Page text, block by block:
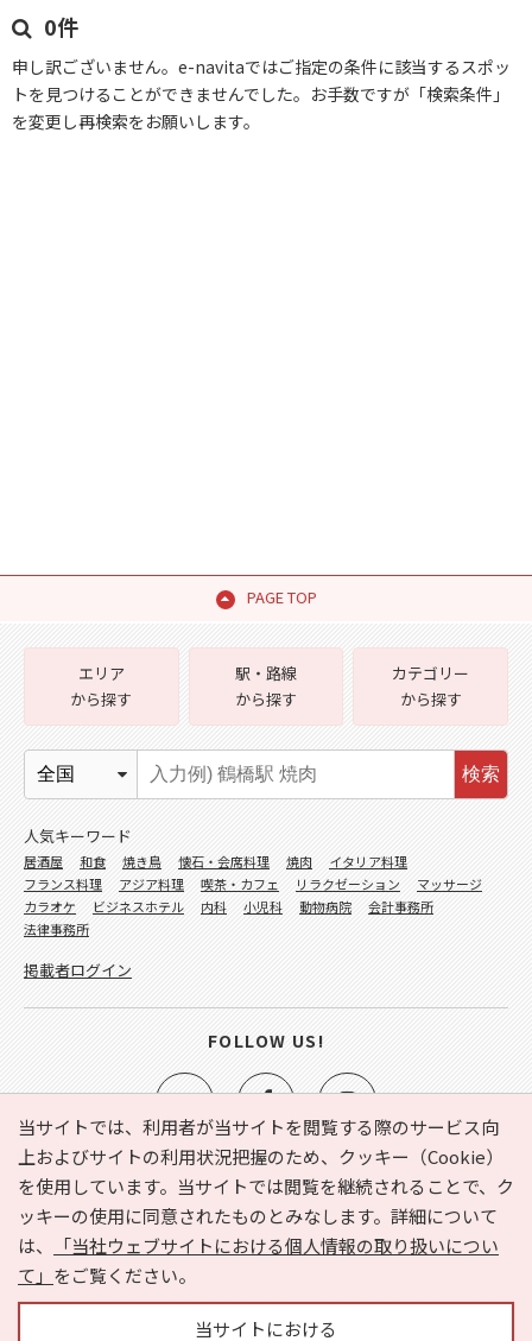
0件
申し訳ございません。e-navitaではご指定の条件に該当するスポッ
トを見つけることができませんでした。お手数ですが「検索条件」
を変更し再検索をお願いします。
PAGE TOP
当サイトでは、利用者が当サイトを閲覧する際のサービス向
上およびサイトの利用状況把握のため、クッキー（Cookie）
を使用しています。当サイトでは閲覧を継続されることで、ク
ッキーの使用に同意されたものとみなします。詳細について
は、
「当社ウェブサイトにおける個人情報の取り扱いについ
て」 をご覧ください。
当サイトにおける
e-NAVITA（イーナビタ）とは？ お気に入り
ヘルプ
利用規約
個人情報の取り扱いについて
運営会社
サイトマップ
広告掲載に関するお問い合わせ
エリア
から探す
駅・路線
から探す
カテゴリー
から探す
検索
人気キーワード
居酒屋 和食 焼き鳥 懐石・会席料理 焼肉
イタリア料理
フランス料理
アジア料理 喫茶・カフェ リラクゼーション
マッサージ
カラオケ
ビジネスホテル 内科 小児科 動物病院
会計事務所
法律事務所
掲載者ログイン
FOLLOW US!